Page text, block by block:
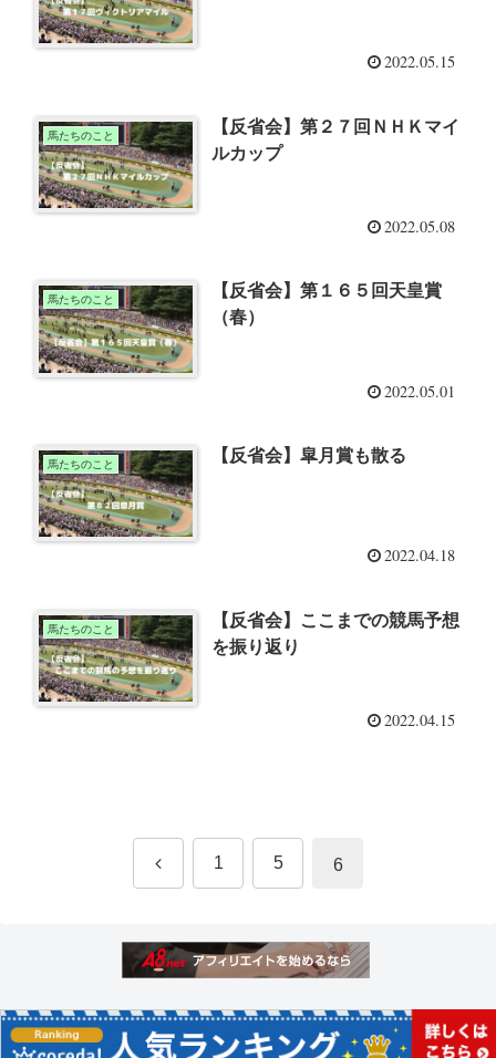
2022.05.15
馬たちのこと
【反省会】第２７回ＮＨＫマイ
ルカップ
2022.05.08
馬たちのこと
【反省会】第１６５回天皇賞
（春）
2022.05.01
馬たちのこと 【反省会】皐月賞も散る
2022.04.18
馬たちのこと
【反省会】ここまでの競馬予想
を振り返り
2022.04.15
前 1 5 6